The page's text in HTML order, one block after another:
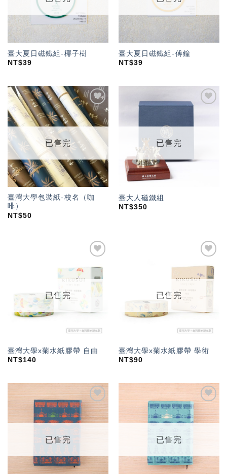
臺大夏日磁鐵組-椰子樹
NT$39
臺大夏日磁鐵組-傅鐘
NT$39
加入
「願
望輕
單」
已售完
臺灣大學包裝紙-校名（咖
啡）
NT$50
已售完
臺大人磁鐵組
NT$350
「願
望輕
單」
已售完
臺灣大學x菊水紙膠帶 自由
NT$140
加入
「願
望輕
已售完
臺灣大學x菊水紙膠帶 學術
NT$90
加入
「願
望輕
已售完
加入
「願
望輕
已售完